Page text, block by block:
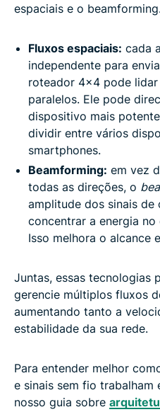
espaciais e o
Fluxos espaciais: cada
independente para
roteador 4x4 pode
paralelos. Ele pode
dispositivo mais
dividir entre vários
smartphones.
Beamforming: em vez
todas as direções, o
amplitude dos sinais de
concentrar a energia
Isso melhora o alcance
Juntas, essas tecnologias
gerencie múltiplos fluxos
aumentando tanto a
estabilidade da sua rede.
Para entender melhor
e sinais sem fio trabalham
nosso guia sobre